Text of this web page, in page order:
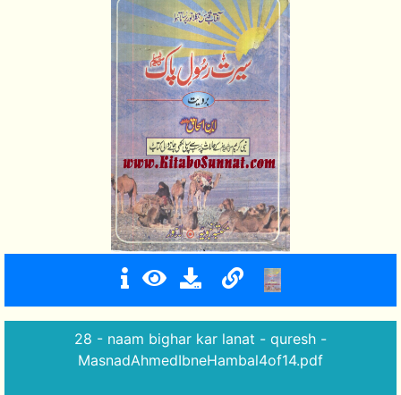
28 - naam bighar kar lanat - quresh -
MasnadAhmedIbneHambal4of14.pdf